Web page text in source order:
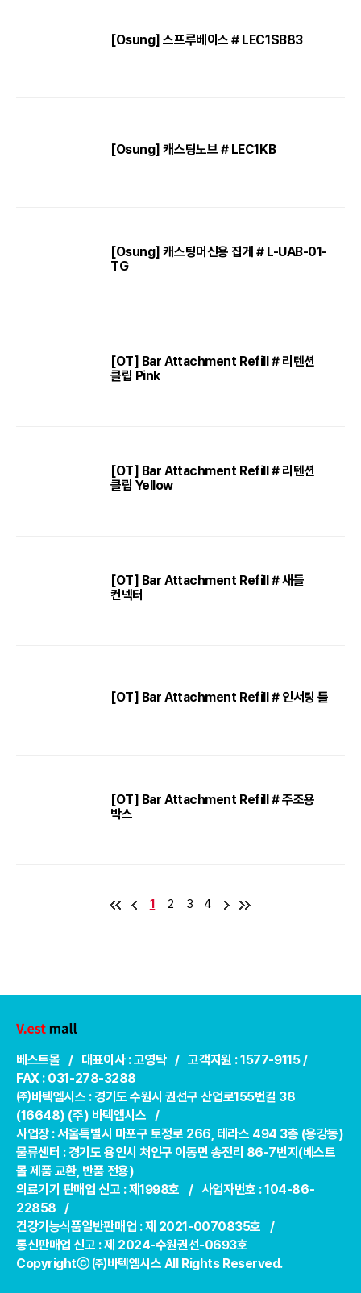
[Osung] 스프루베이스 # LEC1SB83
[Osung] 캐스팅노브 # LEC1KB
[Osung] 캐스팅머신용 집게 # L-UAB-01-
TG
[OT] Bar Attachment Refill # 리텐션
클립 Pink
[OT] Bar Attachment Refill # 리텐션
클립 Yellow
[OT] Bar Attachment Refill # 새들
컨넥터
[OT] Bar Attachment Refill # 인서팅 툴
[OT] Bar Attachment Refill # 주조용
박스
1 2 3 4
베스트몰 / 대표이사 : 고영탁 / 고객지원 : 1577-9115 /
FAX : 031-278-3288
㈜바텍엠시스 : 경기도 수원시 권선구 산업로155번길 38
(16648) (주) 바텍엠시스 /
사업장 : 서울특별시 마포구 토정로 266, 테라스 494 3층 (용강동)
물류센터 : 경기도 용인시 처인구 이동면 송전리 86-7번지(베스트
몰 제품 교환, 반품 전용)
의료기기 판매업 신고 : 제1998호 / 사업자번호 : 104-86-
22858 /
건강기능식품일반판매업 : 제 2021-0070835호 /
통신판매업 신고 : 제 2024-수원권선-0693호
Copyrightⓒ ㈜바텍엠시스 All Rights Reserved.